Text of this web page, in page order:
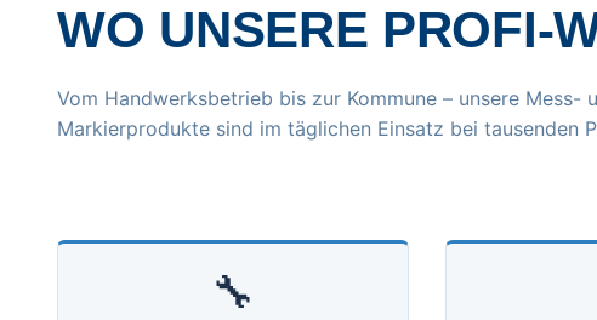
WO UNSERE PROFI-
Vom Handwerksbetrieb bis zur Kommune – unsere Mess-
Markierprodukte sind im täglichen Einsatz bei tausenden
🔧